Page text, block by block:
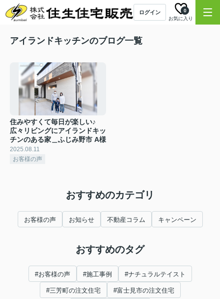
ログイン
お気に入り
0
アイランドキッチンのブログ一覧
住みやすくて毎日が楽しい♪
広々リビングにアイランドキッ
チンのある家＿ふじみ野市 A様
2025.08.11
お客様の声
おすすめのカテゴリ
お客様の声 お知らせ 不動産コラム キャンペーン
おすすめのタグ
#お客様の声 #施工事例 #ナチュラルテイスト
#三芳町の注文住宅 #富士見市の注文住宅